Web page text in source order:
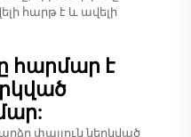
հարթ է և ավելի
հարմար է
փայլուն ներկված